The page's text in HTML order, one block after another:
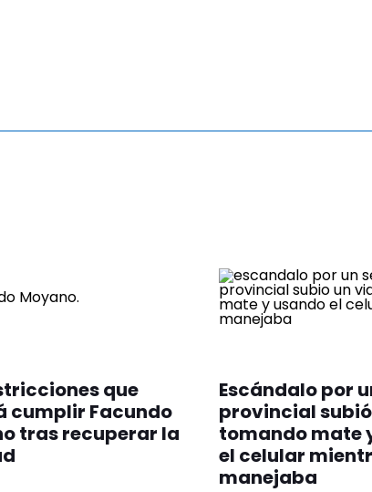
que
cumplir Facundo
tras recuperar la
Escándalo por
provincial
tomando mate
el celular
manejaba